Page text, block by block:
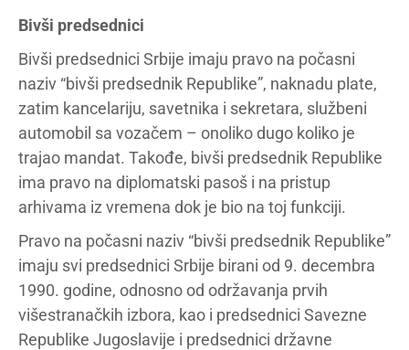
Bivši predsednici
Bivši predsednici Srbije imaju pravo na počasni
naziv “bivši predsednik Republike”, naknadu plate,
zatim kancelariju, savetnika i sekretara, službeni
automobil sa vozačem – onoliko dugo koliko je
trajao mandat. Takođe, bivši predsednik Republike
ima pravo na diplomatski pasoš i na pristup
arhivama iz vremena dok je bio na toj funkciji.
Pravo na počasni naziv “bivši predsednik Republike”
imaju svi predsednici Srbije birani od 9. decembra
1990. godine, odnosno od održavanja prvih
višestranačkih izbora, kao i predsednici Savezne
Republike Jugoslavije i predsednici državne